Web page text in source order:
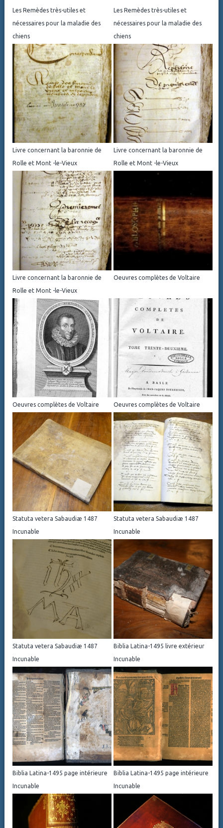
Les Remèdes très-utiles et
nécessaires pour la maladie des
chiens
Les Remèdes très-utiles et
nécessaires pour la maladie des
chiens
Livre concernant la baronnie de
Rolle et Mont -le-Vieux
Livre concernant la baronnie de
Rolle et Mont -le-Vieux
Livre concernant la baronnie de
Rolle et Mont -le-Vieux
Oeuvres complètes de Voltaire
Oeuvres complètes de Voltaire Oeuvres complètes de Voltaire
Statuta vetera Sabaudiæ 1487
Incunable
Statuta vetera Sabaudiæ 1487
Incunable
Statuta vetera Sabaudiæ 1487
Incunable
Biblia Latina-1495 livre extérieur
Incunable
Biblia Latina-1495 page intérieure
Incunable
Biblia Latina-1495 page intérieure
Incunable